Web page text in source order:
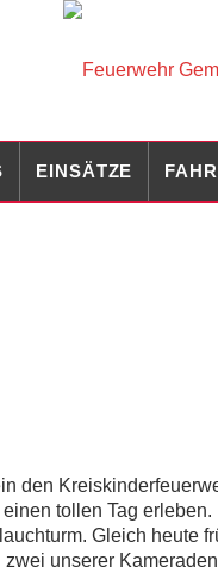
EINSÄTZE
den
tollen Tag
Gleich heute
unserer